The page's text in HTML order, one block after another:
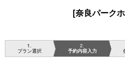
[奈良パーク
1
プラン選択
2
予約内容入力